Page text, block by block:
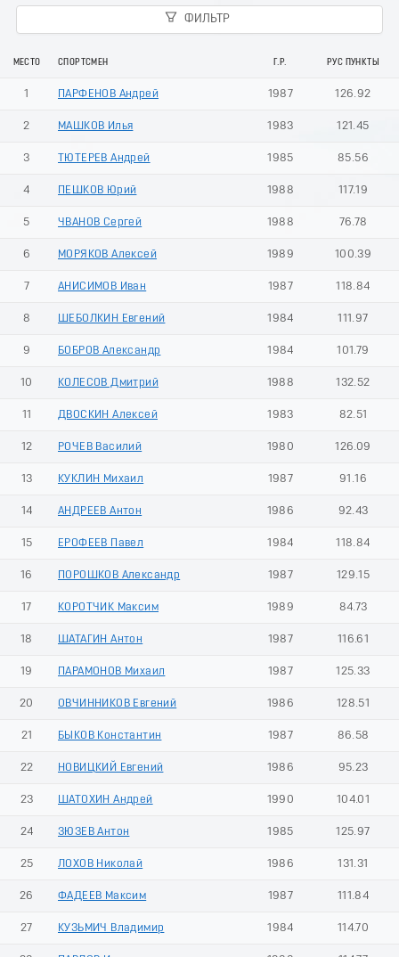
ФИЛЬТР
МЕСТО СПОРТСМЕН Г.Р. РУС ПУНКТЫ
1 ПАРФЕНОВ Андрей 1987 126.92
2 МАШКОВ Илья 1983 121.45
3 ТЮТЕРЕВ Андрей 1985 85.56
4 ПЕШКОВ Юрий 1988 117.19
5 ЧВАНОВ Сергей 1988 76.78
6 МОРЯКОВ Алексей 1989 100.39
7 АНИСИМОВ Иван 1987 118.84
8 ШЕБОЛКИН Евгений 1984 111.97
9 БОБРОВ Александр 1984 101.79
10 КОЛЕСОВ Дмитрий 1988 132.52
11 ДВОСКИН Алексей 1983 82.51
12 РОЧЕВ Василий 1980 126.09
13 КУКЛИН Михаил 1987 91.16
14 АНДРЕЕВ Антон 1986 92.43
15 ЕРОФЕЕВ Павел 1984 118.84
16 ПОРОШКОВ Александр 1987 129.15
17 КОРОТЧИК Максим 1989 84.73
18 ШАТАГИН Антон 1987 116.61
19 ПАРАМОНОВ Михаил 1987 125.33
20 ОВЧИННИКОВ Евгений 1986 128.51
21 БЫКОВ Константин 1987 86.58
22 НОВИЦКИЙ Евгений 1986 95.23
23 ШАТОХИН Андрей 1990 104.01
24 ЗЮЗЕВ Антон 1985 125.97
25 ЛОХОВ Николай 1986 131.31
26 ФАДЕЕВ Максим 1987 111.84
27 КУЗЬМИЧ Владимир 1984 114.70